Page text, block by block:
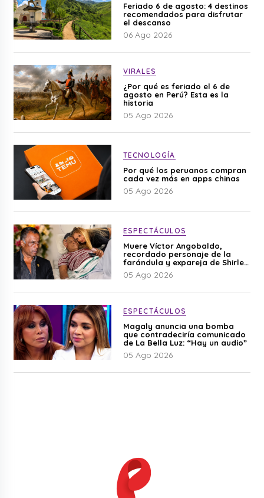
Feriado 6 de agosto: 4 destinos
recomendados para disfrutar
el descanso
06 Ago 2026
VIRALES
¿Por qué es feriado el 6 de
agosto en Perú? Esta es la
historia
05 Ago 2026
TECNOLOGÍA
Por qué los peruanos compran
cada vez más en apps chinas
05 Ago 2026
ESPECTÁCULOS
Muere Víctor Angobaldo,
recordado personaje de la
farándula y expareja de Shirley
Cherres
05 Ago 2026
ESPECTÁCULOS
Magaly anuncia una bomba
que contradeciría comunicado
de La Bella Luz: “Hay un audio”
05 Ago 2026